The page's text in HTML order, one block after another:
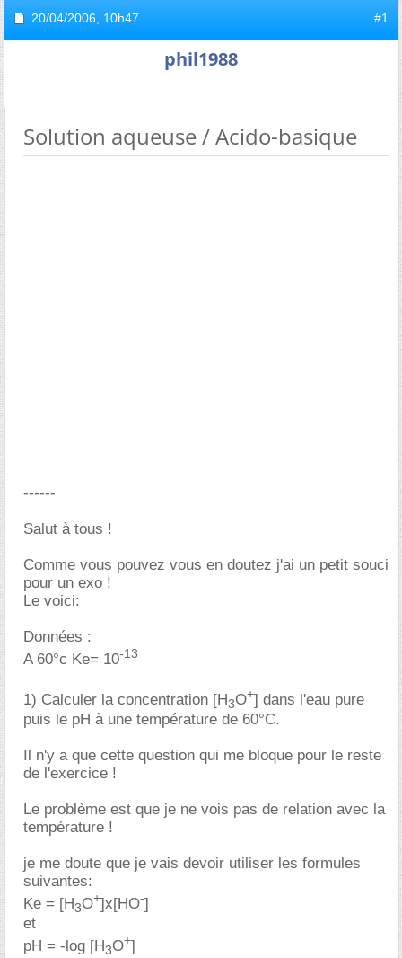
20/04/2006, 10h47 #1
phil1988
Solution aqueuse / Acido-basique
------
Salut à tous !
Comme vous pouvez vous en doutez j'ai un petit souci
pour un exo !
Le voici:
Données :
A 60°c Ke= 10-13
1) Calculer la concentration [H3O+] dans l'eau pure
puis le pH à une température de 60°C.
Il n'y a que cette question qui me bloque pour le reste
de l'exercice !
Le problème est que je ne vois pas de relation avec la
température !
je me doute que je vais devoir utiliser les formules
suivantes:
Ke = [H3O+]x[HO-]
et
pH = -log [H3O+]